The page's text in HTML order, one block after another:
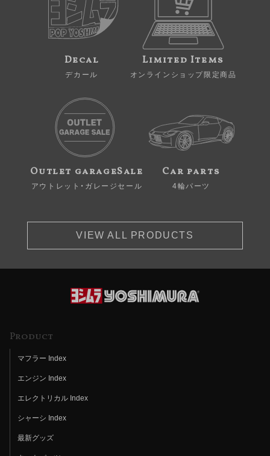
Decal
デカール
Limited Items
オンラインショップ限定商品
Outlet garageSale
アウトレット・ガレージセール
Car parts
4輪パーツ
VIEW ALL PRODUCTS
Product
マフラー Index
エンジン Index
エレクトリカル Index
シャーシ Index
最新グッズ